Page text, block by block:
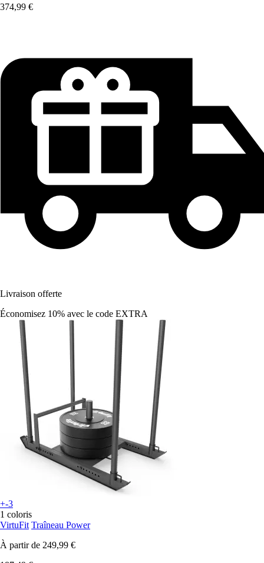
374,99 €
Livraison offerte
Économisez 10% avec le code EXTRA
+-3
1 coloris
VirtuFit Traîneau Power
À partir de 249,99 €